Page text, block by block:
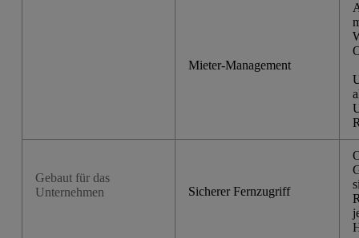
Mieter-Management
Gebaut für das
Unternehmen
Sicherer Fernzugriff